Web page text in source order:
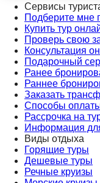
Сервисы
Подберите мне
Купить тур
Проверь свою
Консультация
Подарочный
Ранее
Раннее
Заказать
Способы
Рассрочка на
Информация
Виды отдыха
Горящие туры
Дешевые туры
Речные круизы